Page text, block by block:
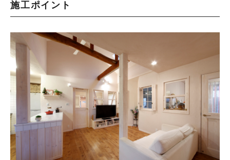
施工ポイント